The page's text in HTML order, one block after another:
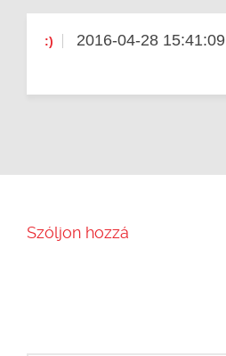
:) 2016-04-28 15:41:09
Szóljon hozzá